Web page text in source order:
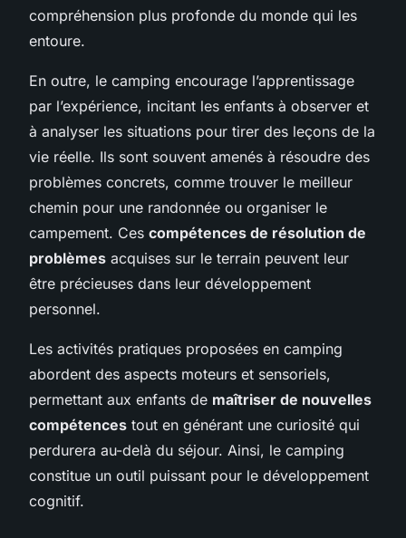
compréhension plus profonde du monde qui les
entoure.
En outre, le camping encourage l’apprentissage
par l’expérience, incitant les enfants à observer et
à analyser les situations pour tirer des leçons de la
vie réelle. Ils sont souvent amenés à résoudre des
problèmes concrets, comme trouver le meilleur
chemin pour une randonnée ou organiser le
campement. Ces compétences de résolution de
problèmes acquises sur le terrain peuvent leur
être précieuses dans leur développement
personnel.
Les activités pratiques proposées en camping
abordent des aspects moteurs et sensoriels,
permettant aux enfants de maîtriser de nouvelles
compétences tout en générant une curiosité qui
perdurera au-delà du séjour. Ainsi, le camping
constitue un outil puissant pour le développement
cognitif.